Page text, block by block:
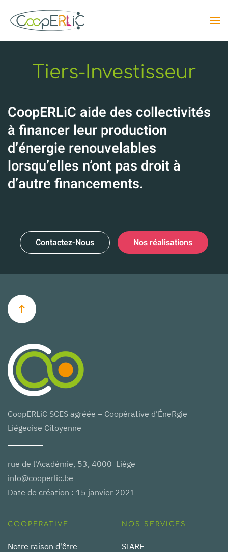
Skip to main content
Tiers-Investisseur
CoopERLiC aide des collectivités
à financer leur production
d’énergie renouvelables
lorsqu’elles n’ont pas droit à
d’autre financements.
Contactez-Nous Nos réalisations
CoopERLiC SCES agréée – Coopérative d'ÉneRgie
Liégeoise Citoyenne
rue de l'Académie, 53, 4000 Liège
info@cooperlic.be
Date de création : 15 janvier 2021
COOPERATIVE
Notre raison d'être
NOS SERVICES
SIARE